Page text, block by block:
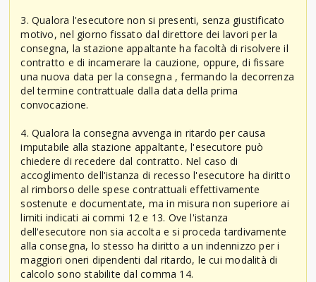
3. Qualora l'esecutore non si presenti, senza giustificato
motivo, nel giorno fissato dal direttore dei lavori per la
consegna, la stazione appaltante ha facoltà di risolvere il
contratto e di incamerare la cauzione, oppure, di fissare
una nuova data per la consegna , fermando la decorrenza
del termine contrattuale dalla data della prima
convocazione.
4. Qualora la consegna avvenga in ritardo per causa
imputabile alla stazione appaltante, l'esecutore può
chiedere di recedere dal contratto. Nel caso di
accoglimento dell'istanza di recesso l'esecutore ha diritto
al rimborso delle spese contrattuali effettivamente
sostenute e documentate, ma in misura non superiore ai
limiti indicati ai commi 12 e 13. Ove l'istanza
dell'esecutore non sia accolta e si proceda tardivamente
alla consegna, lo stesso ha diritto a un indennizzo per i
maggiori oneri dipendenti dal ritardo, le cui modalità di
calcolo sono stabilite dal comma 14.